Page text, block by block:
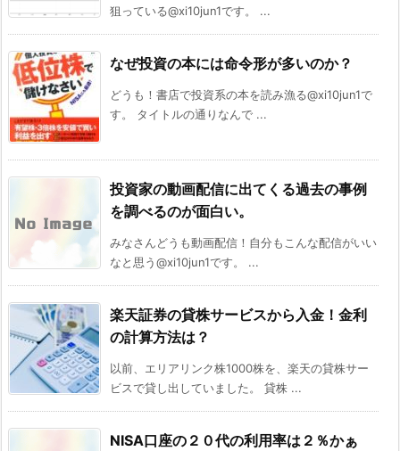
狙っている@xi10jun1です。 ...
なぜ投資の本には命令形が多いのか？
どうも！書店で投資系の本を読み漁る@xi10jun1で
す。 タイトルの通りなんで ...
投資家の動画配信に出てくる過去の事例
を調べるのが面白い。
みなさんどうも動画配信！自分もこんな配信がいい
なと思う@xi10jun1です。 ...
楽天証券の貸株サービスから入金！金利
の計算方法は？
以前、エリアリンク株1000株を、楽天の貸株サー
ビスで貸し出していました。 貸株 ...
NISA口座の２０代の利用率は２％かぁ